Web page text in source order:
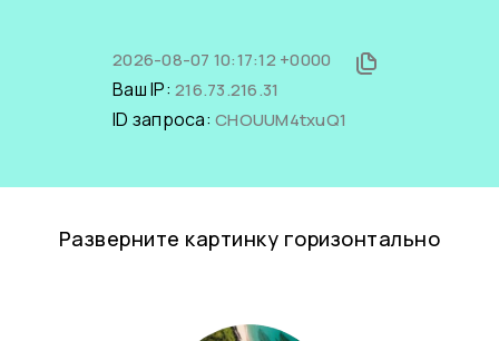
2026-08-07 10:17:12 +0000
Ваш IP: 216.73.216.31
ID запроса: CHOUUM4txuQ1
Разверните картинку горизонтально